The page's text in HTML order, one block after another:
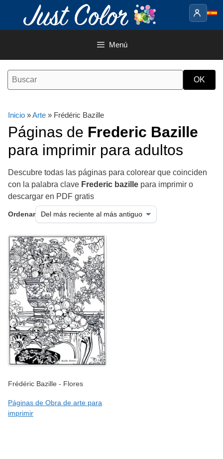
contenido
Menú
Inicio »Arte » Frédéric Bazille
Páginas de Frederic Bazille
para imprimir para adultos
Descubre todas las páginas para colorear que coinciden
con la palabra clave Frederic bazille para imprimir o
descargar en PDF gratis
Ordenar
Frédéric Bazille - Flores
Páginas de Obra de arte para
imprimir